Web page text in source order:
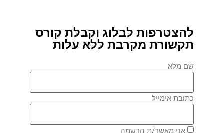
להצטרפות לבלוג וקבלת קורס
תקשורת מקרבת ללא עלות
שם מלא
כתובת אימייל
אני מאשר/ת הרשמה